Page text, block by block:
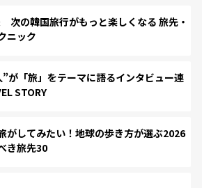
の韓国旅行がもっと楽しくなる 旅先・
ニック
が「旅」をテーマに語るインタビュー連
STORY
がしてみたい！地球の歩き方が選ぶ2026
き旅先30